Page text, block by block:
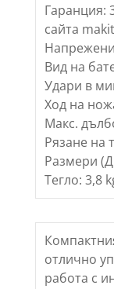
Гаранция:
сайта
Вид на
Удари в
Ход на
Макс.
Рязане на
Размери
Тегло: 3,8
отлично
работа с